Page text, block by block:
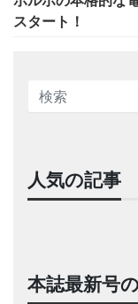
スタート！
人気の記事
本誌最新号